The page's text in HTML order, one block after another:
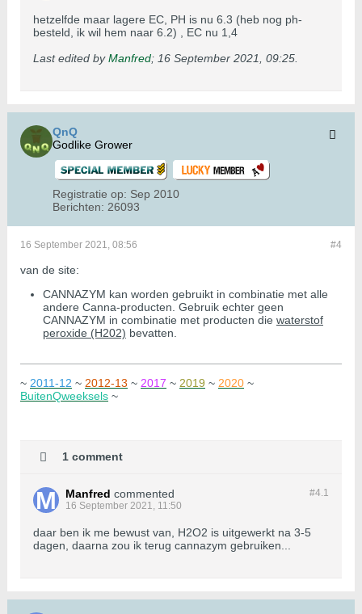
hetzelfde maar lagere EC, PH is nu 6.3 (heb nog ph-
besteld, ik wil hem naar 6.2) , EC nu 1,4
Last edited byManfred; 16 September 2021, 09:25
QnQ
Godlike Grower
Registratie op: Sep 2010
Berichten: 26093
#4
16 September 2021, 08:56
van de site:
CANNAZYM kan worden gebruikt in combinatie met alle
andere Canna-producten. Gebruik echter geen
CANNAZYM in combinatie met producten die waterstof
peroxide (H202) bevatten.
~ 2011-12 ~ 2012-13 ~ 2017 ~ 2019 ~ 2020 ~
BuitenQweeksels ~
1 comment
#4.1
Manfred commented
16 September 2021, 11:50
daar ben ik me bewust van, H2O2 is uitgewerkt na 3-5
dagen, daarna zou ik terug cannazym gebruiken...